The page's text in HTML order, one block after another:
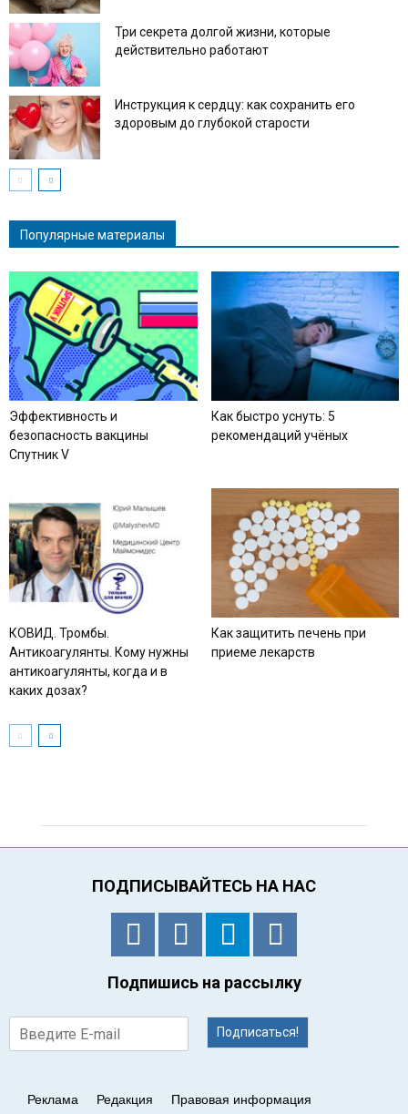
Три секрета долгой жизни, которые
действительно работают
Инструкция к сердцу: как сохранить его
здоровым до глубокой старости
Популярные материалы
Эффективность и
безопасность вакцины
Спутник V
Как быстро уснуть: 5
рекомендаций учёных
КОВИД. Тромбы.
Антикоагулянты. Кому нужны
антикоагулянты, когда и в
каких дозах?
Как защитить печень при
приеме лекарств
ПОДПИСЫВАЙТЕСЬ НА НАС
Подпишись на рассылку
Подписаться!
Реклама Редакция Правовая информация